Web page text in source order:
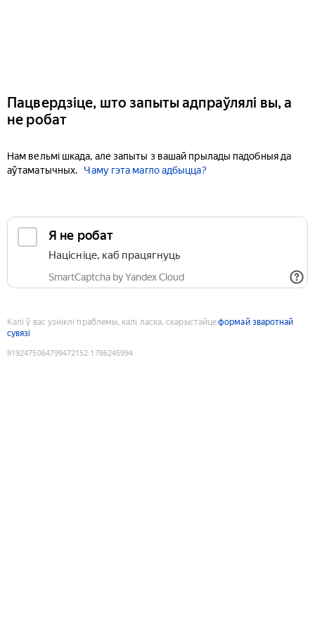
Пацвердзіце, што запыты адпраўлялі вы, а
не робат
Нам вельмі шкада, але запыты з вашай прылады падобныя да
аўтаматычных.
Чаму гэта магло адбыцца?
Я не робат
Націсніце, каб працягнуць
SmartCaptcha by Yandex Cloud
Калі ў вас узніклі праблемы, калі ласка, скарыстайцеформай зваротнай
сувязі
9192475064799472152:1786245994